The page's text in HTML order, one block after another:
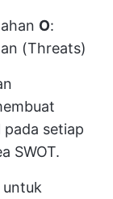
O:
(Threats)
pada setiap
SWOT.
untuk